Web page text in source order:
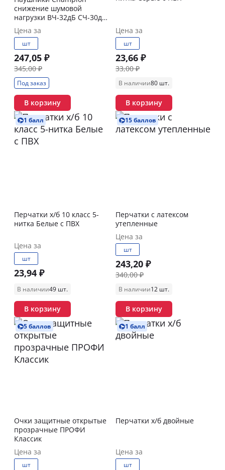
снижение шумовой
нагрузки ВЧ-32дБ СЧ-30дБ
НЧ-20дБ
Цена за
шт
247,05 ₽
345,00 ₽
Под заказ
В корзину
Цена за
шт
23,66 ₽
33,00 ₽
В наличии80 шт.
В корзину
1 балл
Перчатки х/б 10 класс 5-
нитка Белые с ПВХ
Цена за
шт
23,94 ₽
В наличии49 шт.
В корзину
15 баллов
Перчатки с латексом
утепленные
Цена за
шт
243,20 ₽
340,00 ₽
В наличии12 шт.
В корзину
5 баллов
Очки защитные открытые
прозрачные ПРОФИ
Классик
Цена за
шт
1 балл
Перчатки х/б двойные
Цена за
шт